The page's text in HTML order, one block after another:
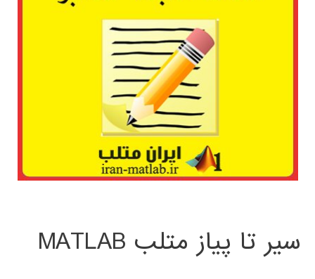
سیر تا پیاز متلب MATLAB